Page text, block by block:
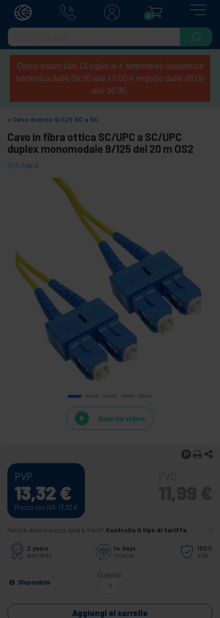
0
Orario estivo (dal 13 luglio al 4 settembre): assistenza
telefonica dalle 09:00 alle 17:00 e negozio dalle 08:00
alle 16:30.
Cavo duplex 9/125 SC a SC
Cavo in fibra ottica SC/UPC a SC/UPC
duplex monomodale 9/125 del 20 m OS2
REF: FD018
Guarda video
PVP
13,32 €
Prezzo con IVA: 13,32 €
Perché diversi prezzi, qual è il mio? Controlla il tipo di tariffa
2 years
warranty
14 days
returns
100%
safe
Disponibile
Quantità
Aggiungi al carrello